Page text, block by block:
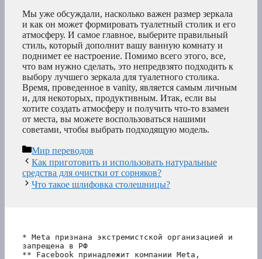
Мы уже обсуждали, насколько важен размер зеркала
и как он может формировать туалетный столик и его
атмосферу. И самое главное, выберите правильный
стиль, который дополнит вашу ванную комнату и
поднимет ее настроение. Помимо всего этого, все,
что вам нужно сделать, это непредвзято подходить к
выбору лучшего зеркала для туалетного столика.
Время, проведенное в vanity, является самым личным
и, для некоторых, продуктивным. Итак, если вы
хотите создать атмосферу и получить что-то взамен
от места, вы можете воспользоваться нашими
советами, чтобы выбрать подходящую модель.
Рубрики
Мир переводов
Как приготовить и использовать натуральные
средства для очистки от сорняков?
Что такое шлифовка столешницы?
* Meta признана экстремистской организацией и
запрещена в РФ
** Facebook принадлежит компании Meta,